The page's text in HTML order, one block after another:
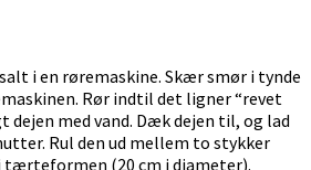
i en røremaskine. Skær smør i tynde
Rør indtil det ligner “revet
dejen med vand. Dæk dejen til, og lad
Rul den ud mellem to stykker
tærteformen (20 cm i diameter).